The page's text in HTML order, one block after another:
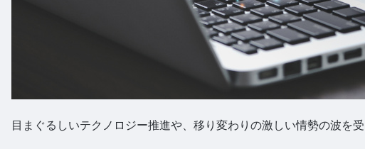
目まぐるしいテクノロジー推進や、移り変わりの激しい情勢の波を